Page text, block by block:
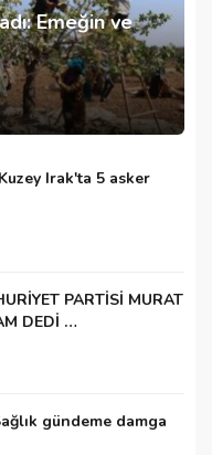
Emeğin ve
Irak'ta 5 asker
PARTİSİ MURAT
DEDİ …
gündeme damga